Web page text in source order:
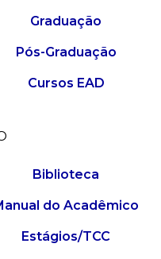
Graduação
Pós-Graduação
Cursos EAD
Biblioteca
do Acadêmico
Estágios/TCC